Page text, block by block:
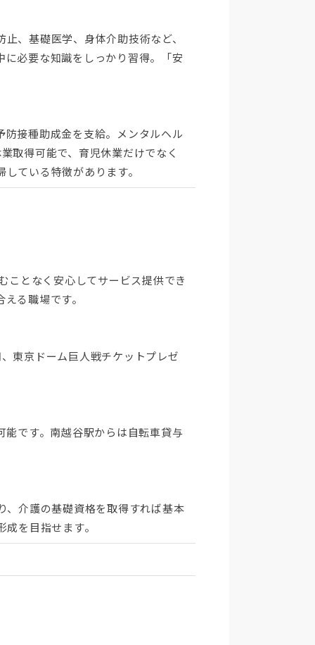
、基礎医学、身体介助技術など、
必要な知識をしっかり習得。「安
接種助成金を支給。メンタルヘル
取得可能で、育児休業だけでなく
ている特徴があります。
ことなく安心してサービス提供でき
る職場です。
東京ドーム巨人戦チケットプレゼ
です。南越谷駅からは自転車貸与
、介護の基礎資格を取得すれば基本
を目指せます。